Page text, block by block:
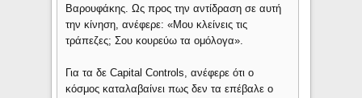
Βαρουφάκης. Ως προς την αντίδραση σε αυτή
την κίνηση, ανέφερε: «Μου κλείνεις τις
τράπεζες; Σου κουρεύω τα ομόλογα».
Για τα δε Capital Controls, ανέφερε ότι ο
κόσμος καταλαβαίνει πως δεν τα επέβαλε ο